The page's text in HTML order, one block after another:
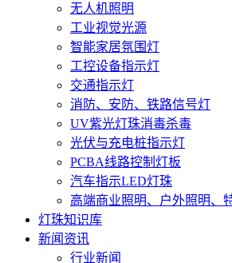
无人机照明
工业视觉光源
智能家居氛围灯
工控设备指示灯
交通指示灯
消防、安防、铁路信号灯
UV紫光灯珠消毒杀毒
光伏与充电桩指示灯
PCBA线路控制灯板
汽车指示LED灯珠
高端商业照明、户外照明、
灯珠知识库
新闻资讯
行业新闻